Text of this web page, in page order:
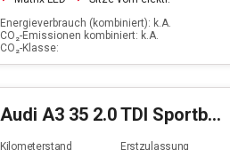
Energieverbrauch (kombiniert): k.A.
CO₂-Emissionen kombiniert: k.A.
CO₂-Klasse:
Audi A3 35 2.0 TDI Sportback basis (EURO 6d)
Kilometerstand Erstzulassung